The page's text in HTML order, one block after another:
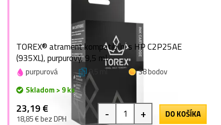
TOREX® atrament kompatibilní s HP C2P25AE
(935XL), purpurový, 9,5 ml
purpurová 9,5 ml
38 bodov
Skladom > 9 ks
23,19 €
18,85 € bez DPH - + DO KOŠÍKA